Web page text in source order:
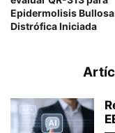
Epidermolisis Bullosa
Distrófica Iniciada